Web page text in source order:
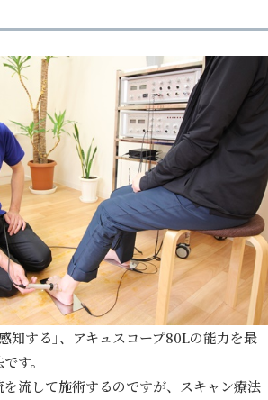
知する｣、アキュスコープ80Lの能力を最
す。
流して施術するのですが、スキャン療法